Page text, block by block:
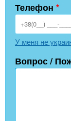
Телефон *
У меня не
Вопрос /